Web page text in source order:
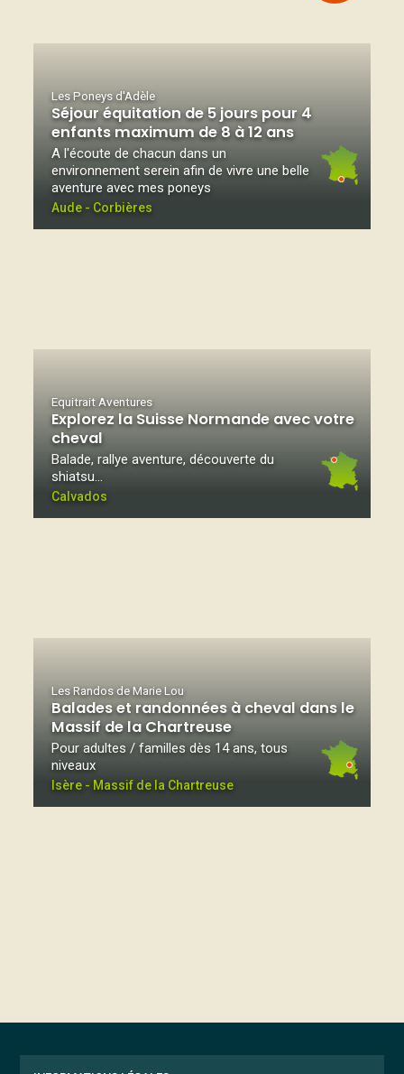
Les Poneys d'Adèle
Séjour équitation de 5 jours pour 4
enfants maximum de 8 à 12 ans
A l'écoute de chacun dans un
environnement serein afin de vivre une belle
aventure avec mes poneys
Aude - Corbières
Equitrait Aventures
Explorez la Suisse Normande avec votre
cheval
Balade, rallye aventure, découverte du
shiatsu…
Calvados
Les Randos de Marie Lou
Balades et randonnées à cheval dans le
Massif de la Chartreuse
Pour adultes / familles dès 14 ans, tous
niveaux
Isère - Massif de la Chartreuse